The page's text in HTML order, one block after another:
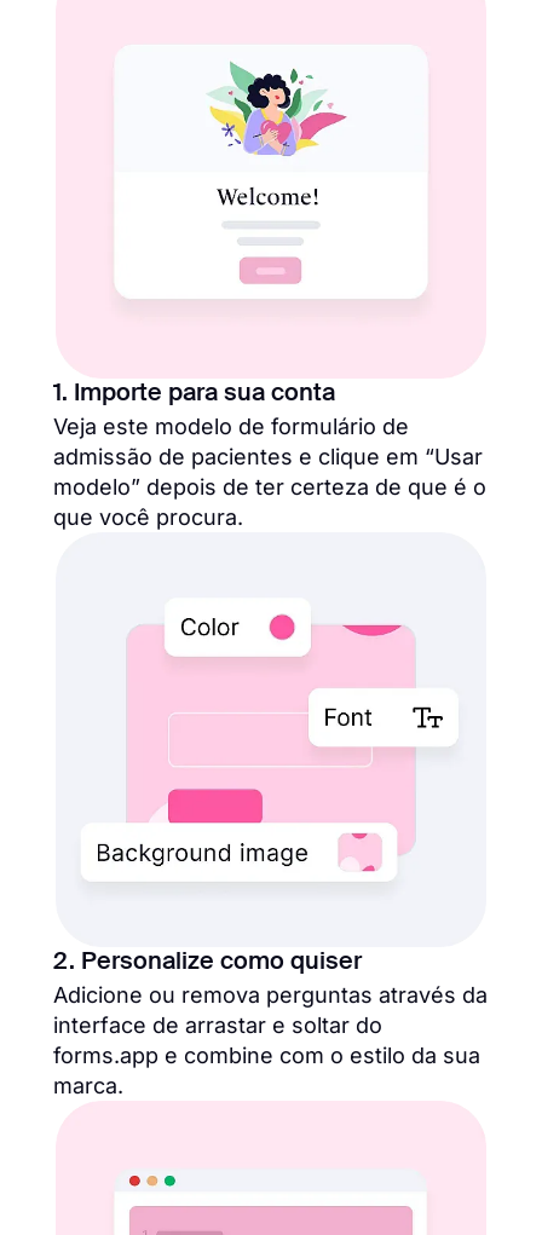
1. Importe para sua conta
Veja este modelo de formulário de
admissão de pacientes e clique em “Usar
modelo” depois de ter certeza de que é o
que você procura.
2. Personalize como quiser
Adicione ou remova perguntas através da
interface de arrastar e soltar do
forms.app e combine com o estilo da sua
marca.